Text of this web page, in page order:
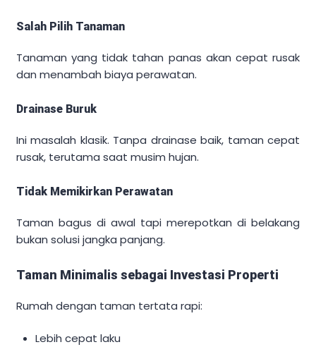
Salah Pilih Tanaman
Tanaman yang tidak tahan panas akan cepat rusak
dan menambah biaya perawatan.
Drainase Buruk
Ini masalah klasik. Tanpa drainase baik, taman cepat
rusak, terutama saat musim hujan.
Tidak Memikirkan Perawatan
Taman bagus di awal tapi merepotkan di belakang
bukan solusi jangka panjang.
Taman Minimalis sebagai Investasi Properti
Rumah dengan taman tertata rapi:
Lebih cepat laku